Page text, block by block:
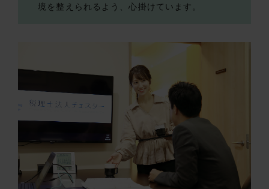
境を整えられるよう、心掛けています。